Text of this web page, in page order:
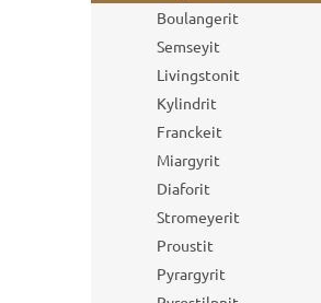
Boulangerit
Semseyit
Livingstonit
Kylindrit
Franckeit
Miargyrit
Diaforit
Stromeyerit
Proustit
Pyrargyrit